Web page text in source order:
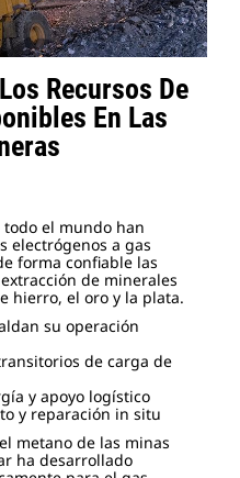
Recursos De
En Las
todo el mundo han
electrógenos a gas
forma confiable las
de minerales
hierro, el oro y la plata.
su operación
de carga de
y apoyo logístico
y reparación in situ
metano de las minas
ha desarrollado